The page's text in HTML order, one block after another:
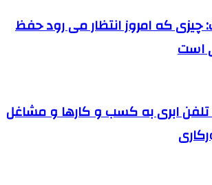
چیزی که امروز انتظار می رود حفظ
است
تلفن ابری به کسب و کارها و مشاغل